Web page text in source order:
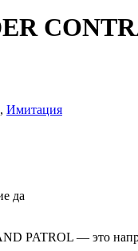
, Имитация
да
PATROL — это